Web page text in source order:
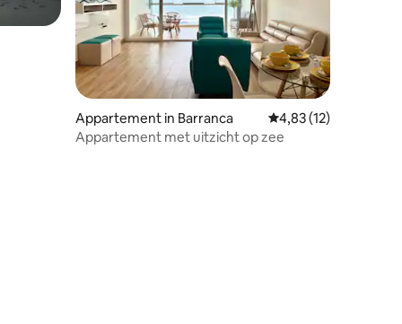
Appartement in Barranca Gemiddelde
4,83 (12)
Appartement met uitzicht op zee